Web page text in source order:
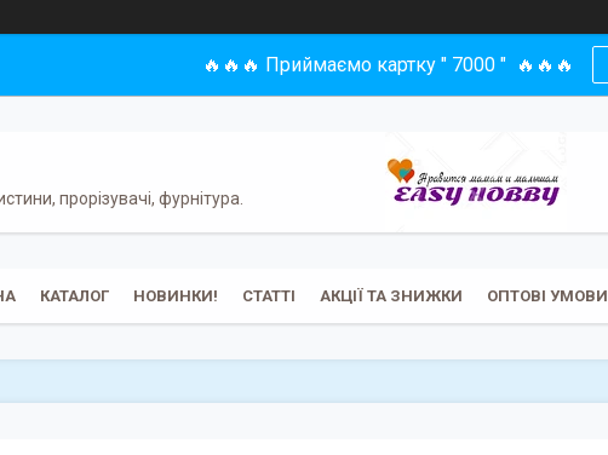
🔥🔥🔥 Приймаємо картку " 7000 " 🔥🔥🔥
прорізувачі, фурнітура.
КАТАЛОГ НОВИНКИ! СТАТТІ АКЦІЇ ТА ЗНИЖКИ ОПТОВІ УМОВИ